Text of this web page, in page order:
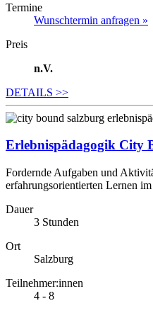
Termine
Wunschtermin anfragen »
Preis
n.V.
DETAILS >>
Erlebnispädagogik City
Fordernde Aufgaben und
erfahrungsorientierten Lernen
Dauer
3 Stunden
Ort
Salzburg
Teilnehmer:innen
4 - 8